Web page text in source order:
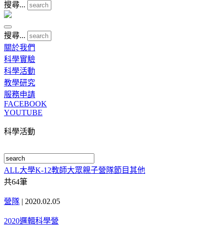
搜尋...
搜尋...
關於我們
科學實驗
科學活動
教學研究
服務申請
FACEBOOK
YOUTUBE
科學活動
ALL大學K-12教師大眾親子營隊節目其他
共64筆
營隊 | 2020.02.05
2020邏輯科學營